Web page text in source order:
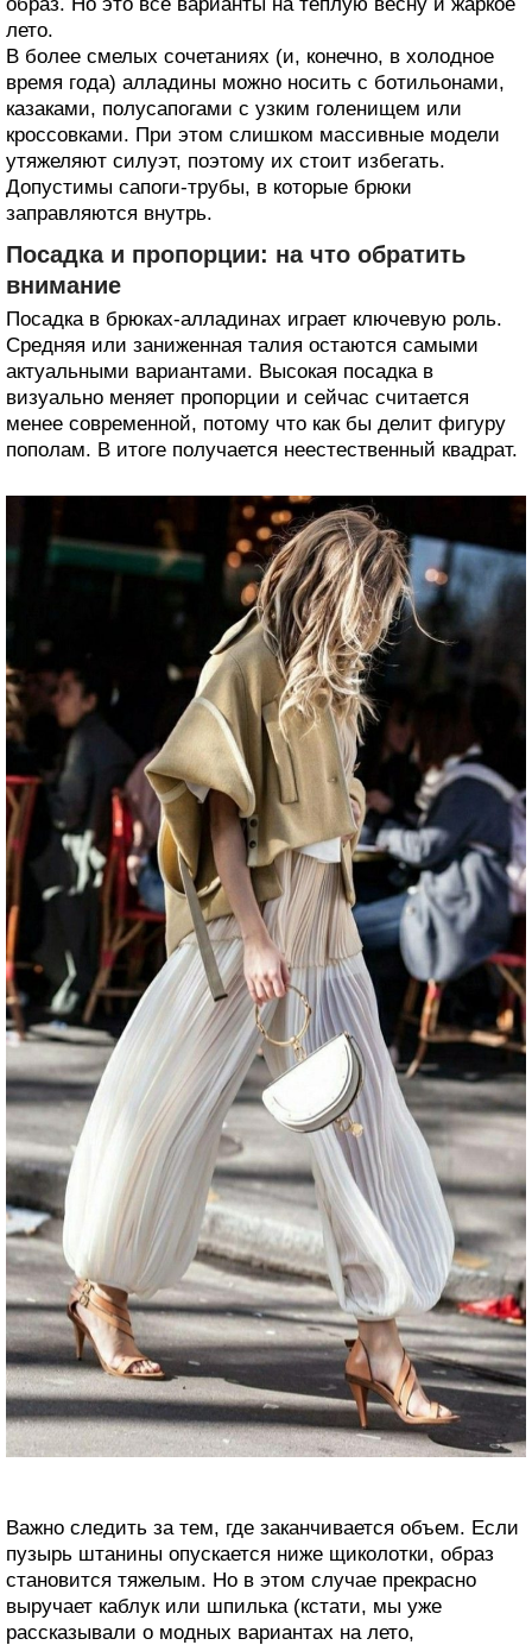
лето.
В более смелых сочетаниях (и, конечно, в холодное
время года) алладины можно носить с ботильонами,
казаками, полусапогами с узким голенищем или
кроссовками. При этом слишком массивные модели
утяжеляют силуэт, поэтому их стоит избегать.
Допустимы сапоги-трубы, в которые брюки
заправляются внутрь.
Посадка и пропорции: на что обратить
внимание
Посадка в брюках-алладинах играет ключевую роль.
Средняя или заниженная талия остаются самыми
актуальными вариантами. Высокая посадка в
визуально меняет пропорции и сейчас считается
менее современной, потому что как бы делит фигуру
пополам. В итоге получается неестественный квадрат.
Важно следить за тем, где заканчивается объем. Если
пузырь штанины опускается ниже щиколотки, образ
становится тяжелым. Но в этом случае прекрасно
выручает каблук или шпилька (кстати, мы уже
рассказывали о модных вариантах на лето,